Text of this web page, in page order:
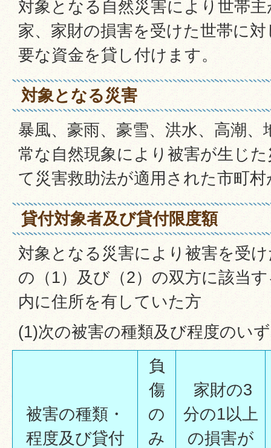
対象となる自然災害により世帯
家、家財の損害を受けた世帯に
要な資金を貸し付けます。
対象となる災害
暴風、豪雨、豪雪、洪水、高潮
常な自然現象により被害が生じ
て災害救助法が適用された市町
貸付対象者及び貸付限度額
対象となる災害により被害を受
の（1）及び（2）の双方に該当
内に住所を有していた方
(1)次の被害の種類及び程度のい
被害の種類・
程度及び貸付
負
傷
の
み
家財の3
分の1以上
の損害が